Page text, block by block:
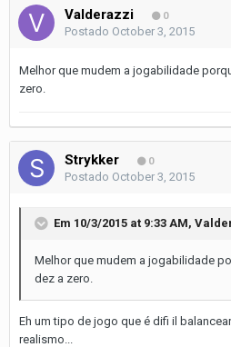
Valderazzi 0
Postado October 3, 2015
Melhor que mudem a jogabilidade
zero.
Strykker 0
Postado October 3, 2015
Em 10/3/2015 at 9:33 AM,
Melhor que mudem a jogabilidade
dez a zero.
Eh um tipo de jogo que é difi il
realismo...